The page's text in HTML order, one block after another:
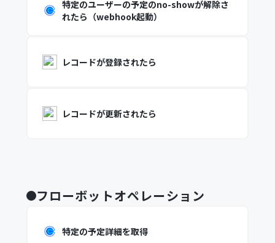
特定のユーザーの予定のno-showが解除さ
れたら（webhook起動）
レコードが登録されたら
レコードが更新されたら
フローボットオペレーション
特定の予定詳細を取得